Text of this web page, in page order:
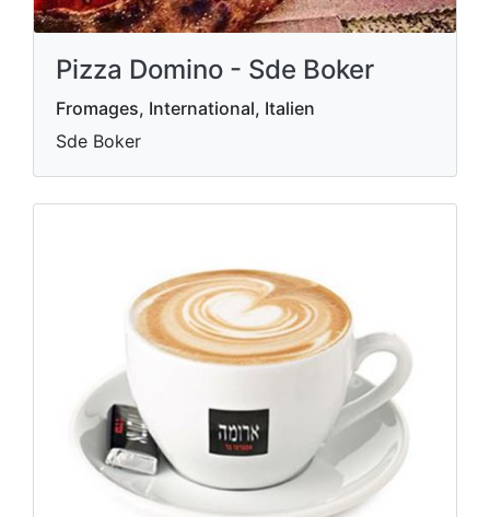
Pizza Domino - Sde Boker
Fromages, International, Italien
Sde Boker